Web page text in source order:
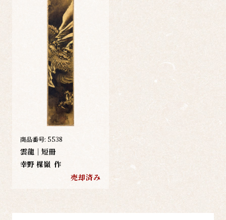
商品番号: 5538
雲龍｜短冊
幸野 楳嶺 作
売却済み